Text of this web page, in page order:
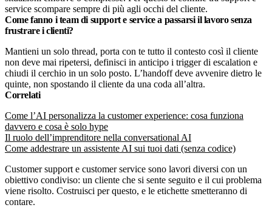
service scompare sempre di più agli occhi del cliente.
Come fanno i team di support e service a passarsi il lavoro senza
frustrare i clienti?
Mantieni un solo thread, porta con te tutto il contesto così il cliente
non deve mai ripetersi, definisci in anticipo i trigger di escalation e
chiudi il cerchio in un solo posto. L’handoff deve avvenire dietro le
quinte, non spostando il cliente da una coda all’altra.
Correlati
Come l’AI personalizza la customer experience: cosa funziona
davvero e cosa è solo hype
Il ruolo dell’imprenditore nella conversational AI
Come addestrare un assistente AI sui tuoi dati (senza codice)
Customer support e customer service sono lavori diversi con un
obiettivo condiviso: un cliente che si sente seguito e il cui problema
viene risolto. Costruisci per questo, e le etichette smetteranno di
contare.